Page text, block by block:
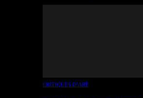
CRITIQUES D’ART